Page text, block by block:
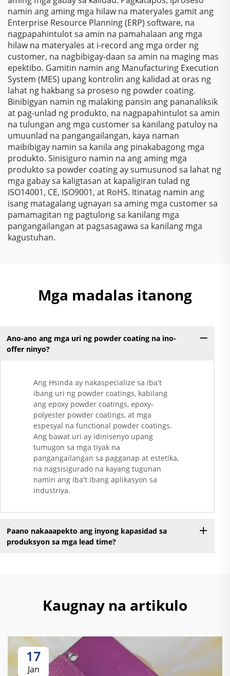
namin ang aming mga hilaw na materyales gamit ang
Enterprise Resource Planning (ERP) software, na
nagpapahintulot sa amin na pamahalaan ang mga
hilaw na materyales at i-record ang mga order ng
customer, na nagbibigay-daan sa amin na maging mas
epektibo. Gamitin namin ang Manufacturing Execution
System (MES) upang kontrolin ang kalidad at oras ng
lahat ng hakbang sa proseso ng powder coating.
Binibigyan namin ng malaking pansin ang pananaliksik
at pag-unlad ng produkto, na nagpapahintulot sa amin
na tulungan ang mga customer sa kanilang patuloy na
umuunlad na pangangailangan, kaya naman
maibibigay namin sa kanila ang pinakabagong mga
produkto. Sinisiguro namin na ang aming mga
produkto sa powder coating ay sumusunod sa lahat ng
mga gabay sa kaligtasan at kapaligiran tulad ng
ISO14001, CE, ISO9001, at RoHS. Itinatag namin ang
isang matagalang ugnayan sa aming mga customer sa
pamamagitan ng pagtulong sa kanilang mga
pangangailangan at pagsasagawa sa kanilang mga
kagustuhan.
Mga madalas itanong
Ano-ano ang mga uri ng powder coating na ino-
offer ninyo?
Ang Hsinda ay nakaspecialize sa iba't
ibang uri ng powder coatings, kabilang
ang epoxy powder coatings, epoxy-
polyester powder coatings, at mga
espesyal na functional powder coatings.
Ang bawat uri ay idinisenyo upang
tumugon sa mga tiyak na
pangangailangan sa pagganap at estetika,
na nagsisigurado na kayang tugunan
namin ang iba't ibang aplikasyon sa
industriya.
Paano nakaaapekto ang inyong kapasidad sa
produksyon sa mga lead time?
Kaugnay na artikulo
17
Jan